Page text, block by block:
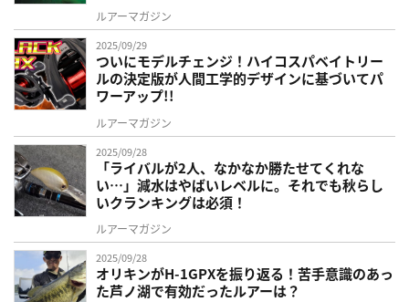
ルアーマガジン
2025/09/29
ついにモデルチェンジ！ハイコスパベイトリー
ルの決定版が人間工学的デザインに基づいてパ
ワーアップ!!
ルアーマガジン
2025/09/28
「ライバルが2人、なかなか勝たせてくれな
い…」減水はやばいレベルに。それでも秋らし
いクランキングは必須！
ルアーマガジン
2025/09/28
オリキンがH-1GPXを振り返る！苦手意識のあっ
た芦ノ湖で有効だったルアーは？